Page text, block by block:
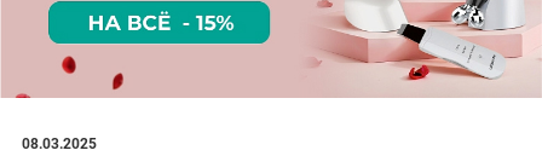
08.03.2025